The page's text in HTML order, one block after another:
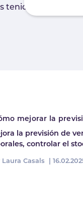
tenido la suerte
mejorar la
la previsión de
controlar el
Laura Casals |